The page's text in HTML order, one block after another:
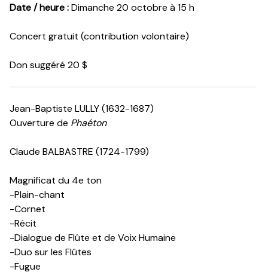
Date / heure :Dimanche 20 octobre à 15 h
Concert gratuit (contribution volontaire)
Don suggéré 20 $
Jean-Baptiste LULLY(1632-1687)
Ouverture de Phaéton
Claude BALBASTRE (1724-1799)
Magnificat du 4e ton
-Plain-chant
-Cornet
-Récit
-Dialogue de Flûte et de Voix Humaine
-Duo sur les Flûtes
-Fugue